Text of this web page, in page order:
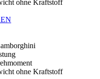
ohne Kraftstoff
ohne Kraftstoff